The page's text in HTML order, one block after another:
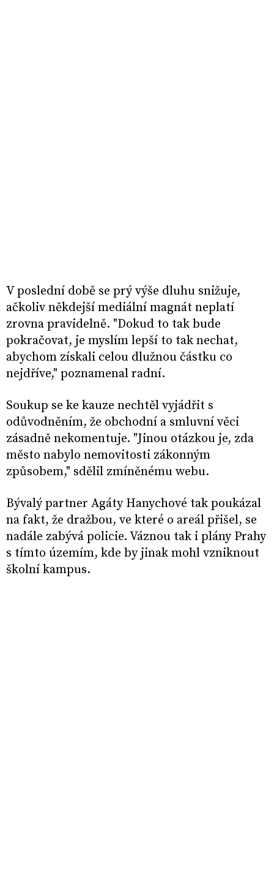
V poslední době se prý výše dluhu snižuje,
ačkoliv někdejší mediální magnát neplatí
zrovna pravidelně. "Dokud to tak bude
pokračovat, je myslím lepší to tak nechat,
abychom získali celou dlužnou částku co
nejdříve," poznamenal radní.
Soukup se ke kauze nechtěl vyjádřit s
odůvodněním, že obchodní a smluvní věci
zásadně nekomentuje. "Jinou otázkou je, zda
město nabylo nemovitosti zákonným
způsobem," sdělil zmíněnému webu.
Bývalý partner Agáty Hanychové tak poukázal
na fakt, že dražbou, ve které o areál přišel, se
nadále zabývá policie. Váznou tak i plány Prahy
s tímto územím, kde by jinak mohl vzniknout
školní kampus.